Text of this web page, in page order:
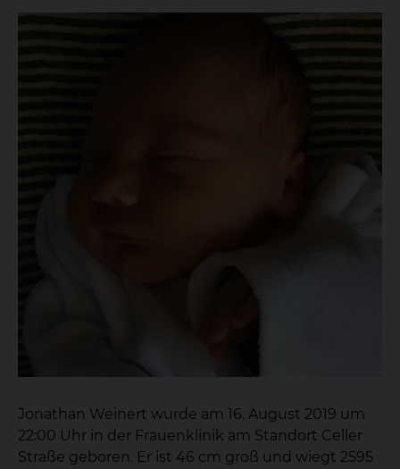
Jonathan Weinert wurde am 16. August 2019 um
22:00 Uhr in der Frauenklinik am Standort Celler
Straße geboren. Er ist 46 cm groß und wiegt 2595